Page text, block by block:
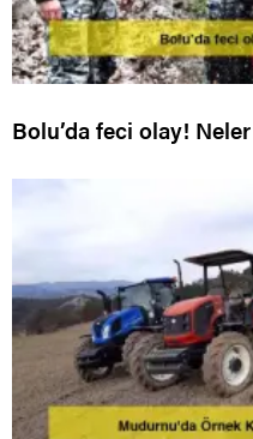
Bolu’da feci olay!